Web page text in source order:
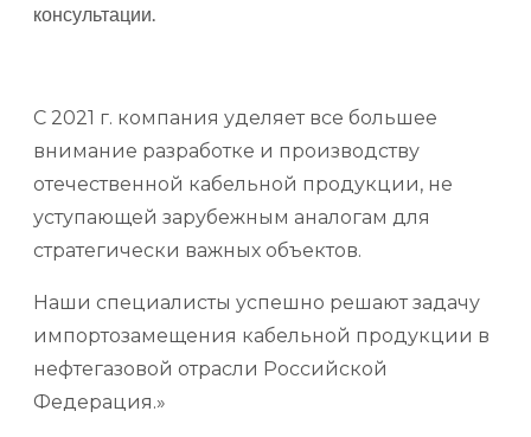
консультации.
С 2021 г. компания уделяет все большее
внимание разработке и производству
отечественной кабельной продукции, не
уступающей зарубежным аналогам для
стратегически важных объектов.
Наши специалисты успешно решают задачу
импортозамещения кабельной продукции в
нефтегазовой отрасли Российской
Федерация.»